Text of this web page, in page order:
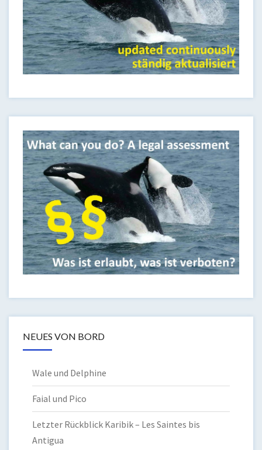
NEUES VON BORD
Wale und Delphine
Faial und Pico
Letzter Rückblick Karibik – Les Saintes bis
Antigua